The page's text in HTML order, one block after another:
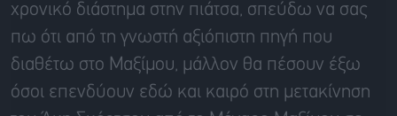
χρονικό διάστημα στην πιάτσα, σπεύδω να σας
πω ότι από τη γνωστή αξιόπιστη πηγή που
διαθέτω στο Μαξίμου, μάλλον θα πέσουν έξω
όσοι επενδύουν εδώ και καιρό στη μετακίνηση